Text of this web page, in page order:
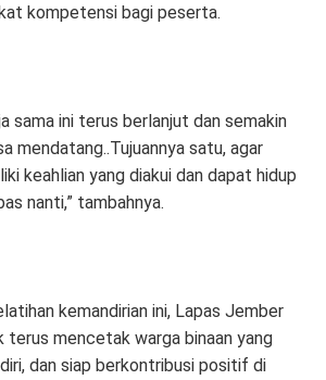
kompetensi bagi peserta.
sama ini terus berlanjut dan semakin
mendatang..Tujuannya satu, agar
keahlian yang diakui dan dapat hidup
nanti,” tambahnya.
kemandirian ini, Lapas Jember
mencetak warga binaan yang
dan siap berkontribusi positif di